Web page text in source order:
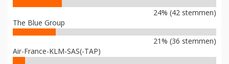
24% (42 stemmen)
The Blue Group
21% (36 stemmen)
Air-France-KLM-SAS(-TAP)